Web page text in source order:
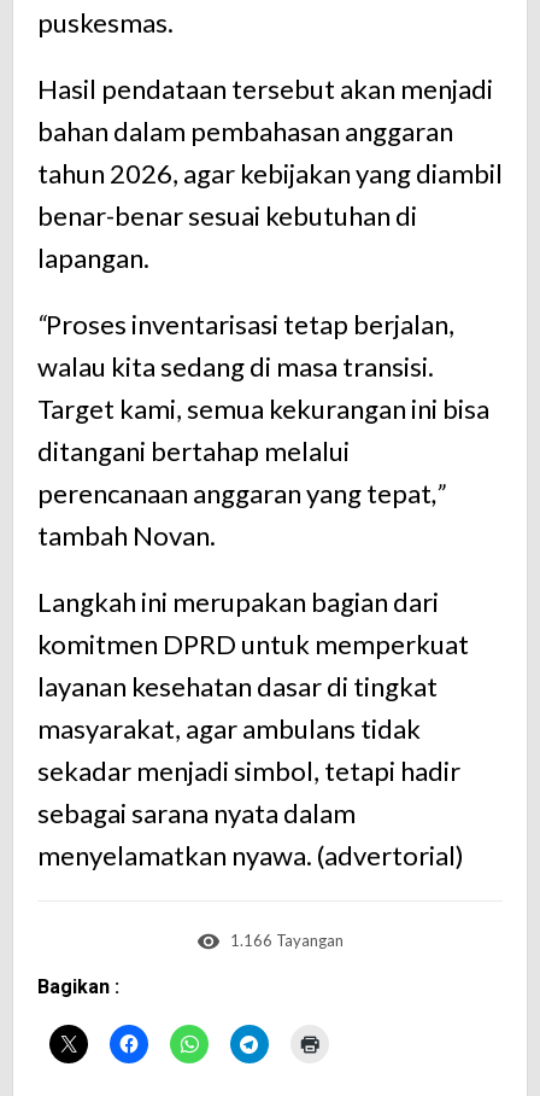
puskesmas.
Hasil pendataan tersebut akan menjadi
bahan dalam pembahasan anggaran
tahun 2026, agar kebijakan yang diambil
benar-benar sesuai kebutuhan di
lapangan.
“Proses inventarisasi tetap berjalan,
walau kita sedang di masa transisi.
Target kami, semua kekurangan ini bisa
ditangani bertahap melalui
perencanaan anggaran yang tepat,”
tambah Novan.
Langkah ini merupakan bagian dari
komitmen DPRD untuk memperkuat
layanan kesehatan dasar di tingkat
masyarakat, agar ambulans tidak
sekadar menjadi simbol, tetapi hadir
sebagai sarana nyata dalam
menyelamatkan nyawa. (advertorial)
1.166 Tayangan
Bagikan :